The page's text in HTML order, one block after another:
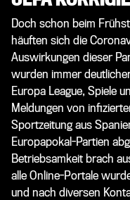
Doch schon beim
häuften sich die
Auswirkungen dieser
wurden immer
Europa League, Spiele
Meldungen von
Sportzeitung aus
Europapokal-Partien
Betriebsamkeit brach
alle Online-Portale
und nach diversen